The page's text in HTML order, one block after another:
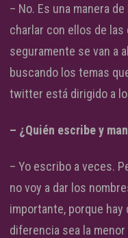
– No. Es una manera
charlar con ellos de
seguramente se van a
buscando los temas
twitter está dirigido a
– ¿Quién escribe y
– Yo escribo a veces.
no voy a dar los
importante, porque hay
diferencia sea la